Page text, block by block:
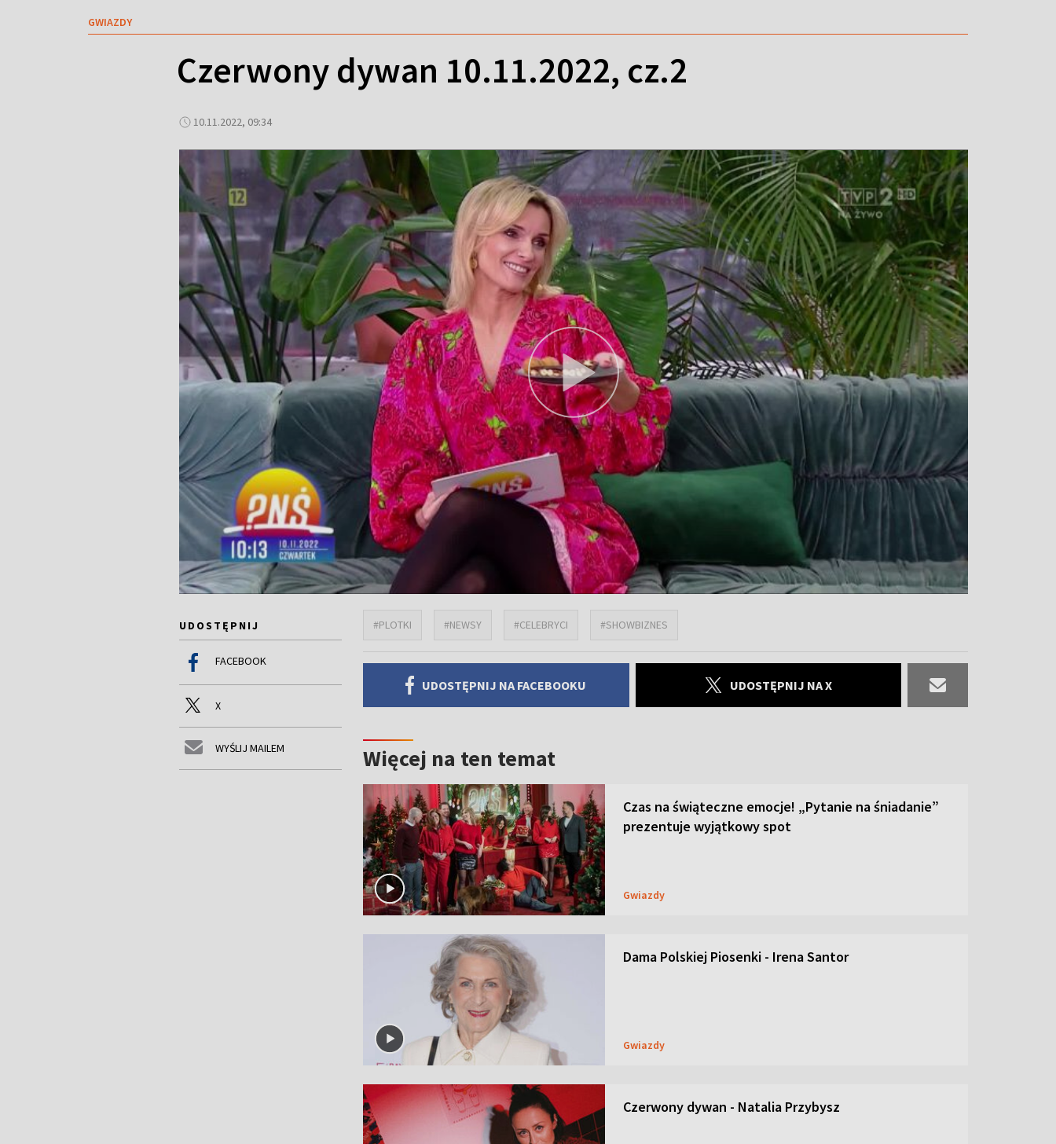
GWIAZDY
Czerwony dywan 10.11.2022, cz.2
10.11.2022, 09:34
UDOSTĘPNIJ
FACEBOOK
X
WYŚLIJ MAILEM
#PLOTKI #NEWSY #CELEBRYCI #SHOWBIZNES
UDOSTĘPNIJ NA FACEBOOKU UDOSTĘPNIJ NA X
Więcej na ten temat
Czas na świąteczne emocje! „Pytanie na śniadanie”
prezentuje wyjątkowy spot
Gwiazdy
Dama Polskiej Piosenki - Irena Santor
Gwiazdy
Czerwony dywan - Natalia Przybysz